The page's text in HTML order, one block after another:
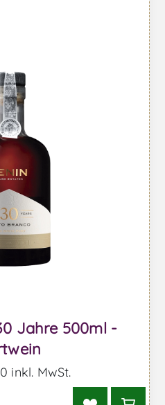
Jahre 500ml -
inkl. MwSt.